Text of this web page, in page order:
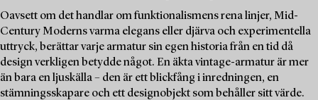
Oavsett om det handlar om funktionalismens rena linjer, Mid-
Century Moderns varma elegans eller djärva och experimentella
uttryck, berättar varje armatur sin egen historia från en tid då
design verkligen betydde något. En äkta vintage-armatur är mer
än bara en ljuskälla – den är ett blickfång i inredningen, en
stämningsskapare och ett designobjekt som behåller sitt värde.